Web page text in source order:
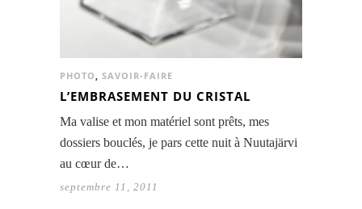
PHOTO, SAVOIR-FAIRE
L’EMBRASEMENT DU CRISTAL
Ma valise et mon matériel sont prêts, mes
dossiers bouclés, je pars cette nuit à Nuutajärvi
au cœur de…
septembre 11, 2011